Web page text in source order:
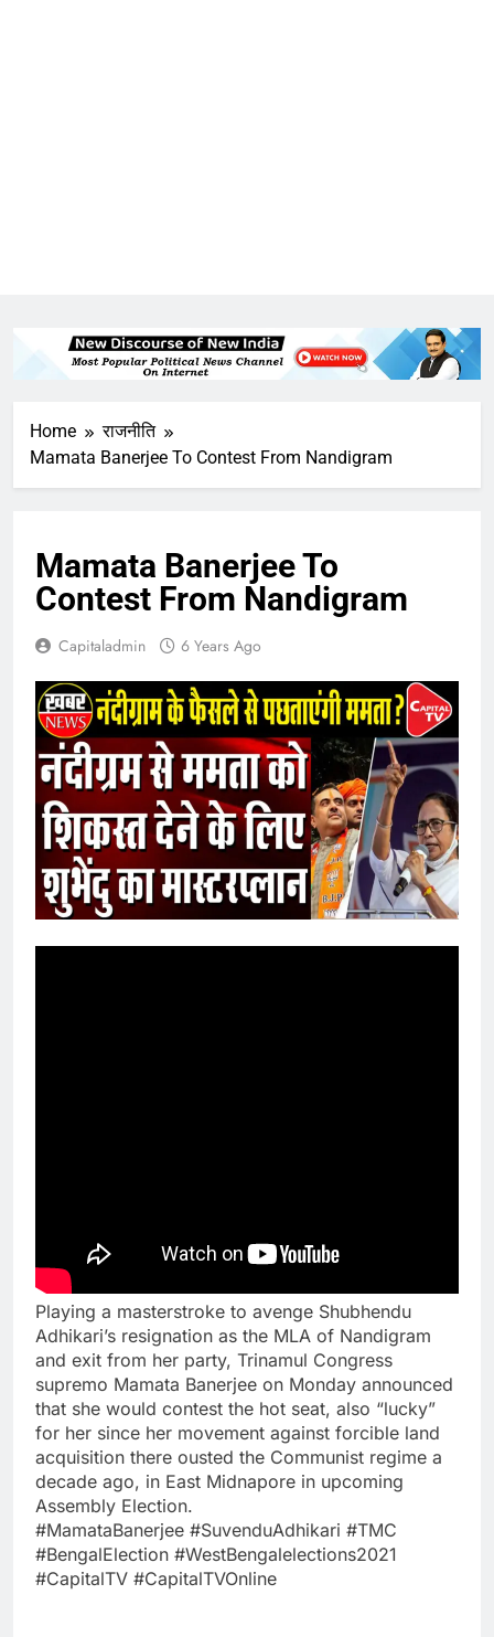
Home
राजनीति
Mamata Banerjee To Contest From Nandigram
Mamata Banerjee To
Contest From Nandigram
Capitaladmin 6 Years Ago
Playing a masterstroke to avenge Shubhendu
Adhikari’s resignation as the MLA of Nandigram
and exit from her party, Trinamul Congress
supremo Mamata Banerjee on Monday announced
that she would contest the hot seat, also “lucky”
for her since her movement against forcible land
acquisition there ousted the Communist regime a
decade ago, in East Midnapore in upcoming
Assembly Election.
#MamataBanerjee #SuvenduAdhikari #TMC
#BengalElection #WestBengalelections2021
#CapitalTV #CapitalTVOnline